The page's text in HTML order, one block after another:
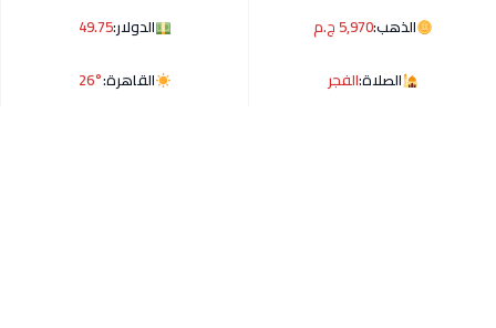
الذهب:5,970 ج.م الدولار:49.75
الصلاة:الفجر القاهرة:26°